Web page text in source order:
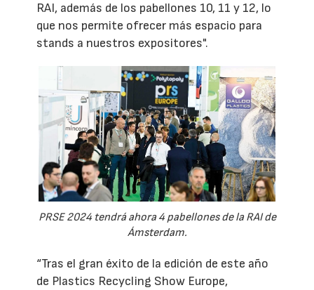
RAI, además de los pabellones 10, 11 y 12, lo
que nos permite ofrecer más espacio para
stands a nuestros expositores".
PRSE 2024 tendrá ahora 4 pabellones de la RAI de
Ámsterdam.
“Tras el gran éxito de la edición de este año
de Plastics Recycling Show Europe,